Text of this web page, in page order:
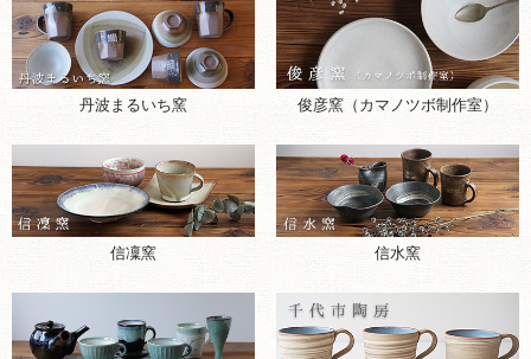
丹波まるいち窯 俊彦窯（カマノツボ制作室）
信凜窯 信水窯